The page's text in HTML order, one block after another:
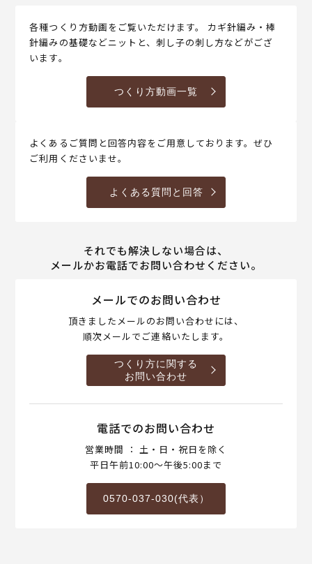
各種つくり方動画をご覧いただけます。 カギ針編み・棒
針編みの基礎などニットと、刺し子の刺し方などがござ
います。
つくり方動画一覧
よくあるご質問と回答内容をご用意しております。ぜひ
ご利用くださいませ。
よくある質問と回答
それでも解決しない場合は、
メールかお電話でお問い合わせください。
メールでのお問い合わせ
頂きましたメールのお問い合わせには、
順次メールでご連絡いたします。
つくり方に関する
お問い合わせ
電話でのお問い合わせ
営業時間 ： 土・日・祝日を除く
平日午前10:00～午後5:00まで
0570-037-030(代表）